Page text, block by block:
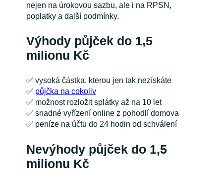
nejen na úrokovou sazbu, ale i na RPSN,
poplatky a další podmínky.
Výhody půjček do 1,5
milionu Kč
✅ vysoká částka, kterou jen tak nezískáte
✅ půjčka na cokoliv
✅ možnost rozložit splátky až na 10 let
✅ snadné vyřízení online z pohodlí domova
✅ peníze na účtu do 24 hodin od schválení
Nevýhody půjček do 1,5
milionu Kč